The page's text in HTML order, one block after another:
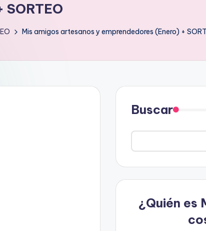
Mis amigos artesanos y emprendedores (Enero) +
Buscar
¿Quién es